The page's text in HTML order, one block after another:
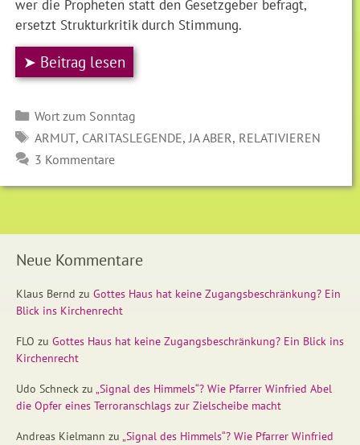
wer die Propheten statt den Gesetzgeber befragt,
ersetzt Strukturkritik durch Stimmung.
➤ Beitrag lesen
Kategorien
Wort zum Sonntag
SCHLAGWÖRTER
ARMUT, CARITASLEGENDE,JA ABER, RELATIVIEREN
3 Kommentare
Neue Kommentare
Klaus Bernd zu Gottes Haus hat keine Zugangsbeschränkung? Ein
Blick ins Kirchenrecht
FLO zu Gottes Haus hat keine Zugangsbeschränkung? Ein Blick ins
Kirchenrecht
Udo Schneck zu „Signal des Himmels“? Wie Pfarrer Winfried Abel
die Opfer eines Terroranschlags zur Zielscheibe macht
Andreas Kielmann zu „Signal des Himmels“? Wie Pfarrer Winfried